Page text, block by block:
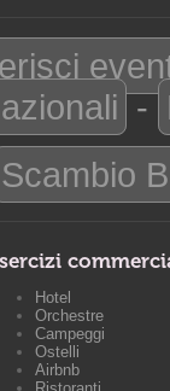
-
Scambio
Hotel
Orchestre
Campeggi
Ostelli
Airbnb